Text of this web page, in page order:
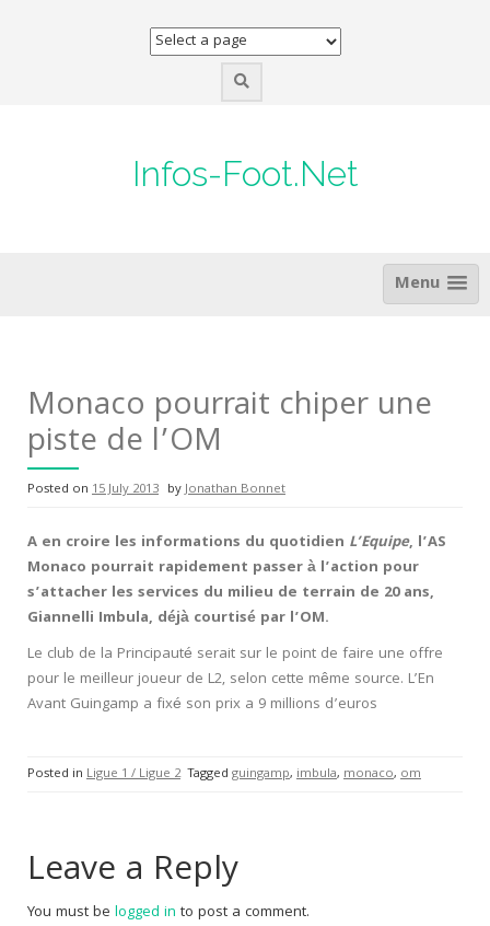
Infos-Foot.Net
Menu
Monaco pourrait chiper une
piste de l’OM
Posted on 15 July 2013 byJonathan Bonnet
A en croire les informations du quotidien L’Equipe, l’AS
Monaco pourrait rapidement passer à l’action pour
s’attacher les services du milieu de terrain de 20 ans,
Giannelli Imbula, déjà courtisé par l’OM.
Le club de la Principauté serait sur le point de faire une offre
pour le meilleur joueur de L2, selon cette même source. L’En
Avant Guingamp a fixé son prix a 9 millions d’euros
Posted in Ligue 1 / Ligue 2 Tagged guingamp, imbula, monaco, om
Leave a Reply
You must be logged in to post a comment.